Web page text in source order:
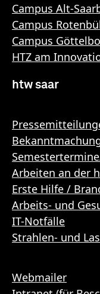
Campus Alt-
Campus
Campus
HTZ am
htw saar
Arbeiten an der
Erste Hilfe /
Arbeits- und
IT-Notfälle
Strahlen- und
Webmailer